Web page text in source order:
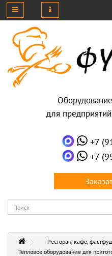
для
+7
+7
Ресторан, кафе,
Тепловое оборудование для